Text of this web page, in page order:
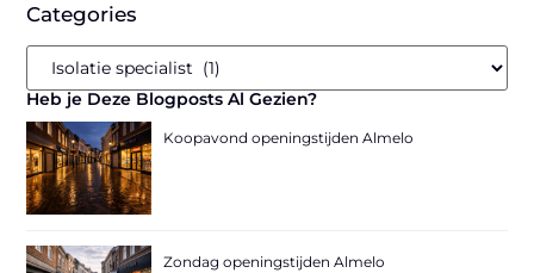
Categories
Heb je Deze Blogposts Al Gezien?
Koopavond openingstijden Almelo
Zondag openingstijden Almelo